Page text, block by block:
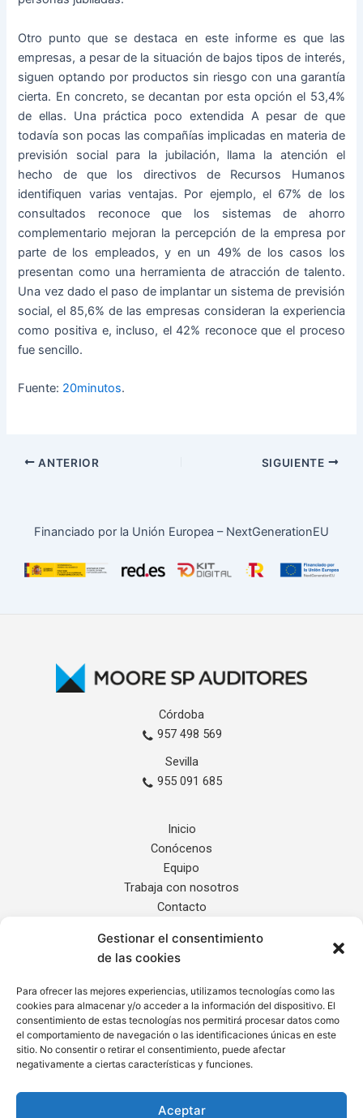
Gestionar el consentimiento
de las cookies
Para ofrecer las mejores experiencias, utilizamos tecnologías como las
cookies para almacenar y/o acceder a la información del dispositivo. El
consentimiento de estas tecnologías nos permitirá procesar datos como
el comportamiento de navegación o las identificaciones únicas en este
sitio. No consentir o retirar el consentimiento, puede afectar
negativamente a ciertas características y funciones.
Aceptar
Otro punto que se destaca en este informe es que las
empresas, a pesar de la situación de bajos tipos de interés,
siguen optando por productos sin riesgo con una garantía
cierta. En concreto, se decantan por esta opción el 53,4%
de ellas. Una práctica poco extendida A pesar de que
todavía son pocas las compañías implicadas en materia de
previsión social para la jubilación, llama la atención el
hecho de que los directivos de Recursos Humanos
identifiquen varias ventajas. Por ejemplo, el 67% de los
consultados reconoce que los sistemas de ahorro
complementario mejoran la percepción de la empresa por
parte de los empleados, y en un 49% de los casos los
presentan como una herramienta de atracción de talento.
Una vez dado el paso de implantar un sistema de previsión
social, el 85,6% de las empresas consideran la experiencia
como positiva e, incluso, el 42% reconoce que el proceso
fue sencillo.
Fuente: 20minutos.
ANTERIOR SIGUIENTE
Financiado por la Unión Europea – NextGenerationEU
Córdoba
957 498 569
Sevilla
955 091 685
Inicio
Conócenos
Equipo
Trabaja con nosotros
Contacto
Servicios
Localización
Internacional
Informe de Transparencia
Aviso Legal
Política de Privacidad
Cláusula de Protección de Datos